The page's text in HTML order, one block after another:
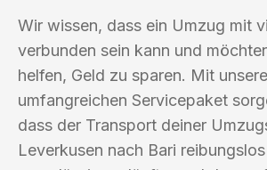
Wir wissen, dass ein Umzug mit
verbunden sein kann und
helfen, Geld zu sparen. Mit
umfangreichen Servicepaket
dass der Transport deiner
Leverkusen nach Bari